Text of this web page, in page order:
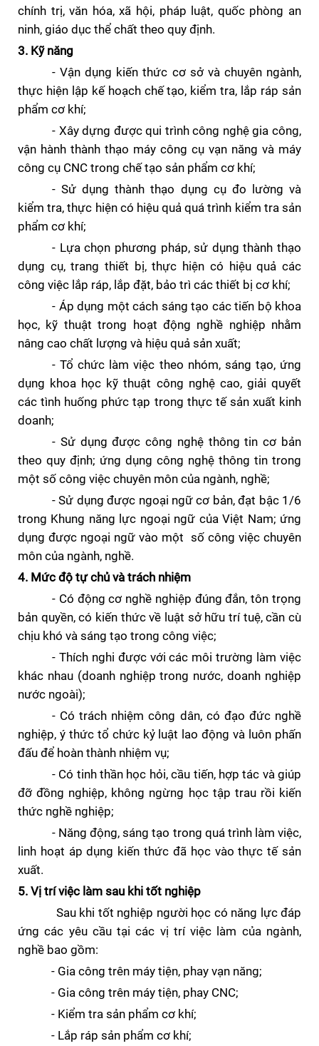
chính trị, văn hóa, xã hội, pháp luật, quốc phòng an
ninh, giáo dục thể chất theo quy định.
3. Kỹ năng
- Vận dụng kiến thức cơ sở và chuyên ngành,
thực hiện lập kế hoạch chế tạo, kiểm tra, lắp ráp sản
phẩm cơ khí;
- Xây dựng được qui trình công nghệ gia công,
vận hành thành thạo máy công cụ vạn năng và máy
công cụ CNC trong chế tạo sản phẩm cơ khí;
- Sử dụng thành thạo dụng cụ đo lường và
kiểm tra, thực hiện có hiệu quả quá trình kiểm tra sản
phẩm cơ khí;
- Lựa chọn phương pháp, sử dụng thành thạo
dụng cụ, trang thiết bị, thực hiện có hiệu quả các
công việc lắp ráp, lắp đặt, bảo trì các thiết bị cơ khí;
- Áp dụng một cách sáng tạo các tiến bộ khoa
học, kỹ thuật trong hoạt động nghề nghiệp nhằm
nâng cao chất lượng và hiệu quả sản xuất;
- Tổ chức làm việc theo nhóm, sáng tạo, ứng
dụng khoa học kỹ thuật công nghệ cao, giải quyết
các tình huống phức tạp trong thực tế sản xuất kinh
doanh;
- Sử dụng được công nghệ thông tin cơ bản
theo quy định; ứng dụng công nghệ thông tin trong
một số công việc chuyên môn của ngành, nghề;
-Sử dụng được ngoại ngữ cơ bản, đạt bậc 1/6
trong Khung năng lực ngoại ngữ của Việt Nam; ứng
dụng được ngoại ngữ vào một số công việc chuyên
môn của ngành, nghề.
4. Mức độ tự chủ và trách nhiệm
- Có động cơ nghề nghiệp đúng đắn, tôn trọng
bản quyền, có kiến thức về luật sở hữu trí tuệ, cần cù
chịu khó và sáng tạo trong công việc;
- Thích nghi được với các môi trường làm việc
khác nhau (doanh nghiệp trong nước, doanh nghiệp
nước ngoài);
- Có trách nhiệm công dân, có đạo đức nghề
nghiệp, ý thức tổ chức kỷ luật lao động và luôn phấn
đấu để hoàn thành nhiệm vụ;
- Có tinh thần học hỏi, cầu tiến, hợp tác và giúp
đỡ đồng nghiệp, không ngừng học tập trau rồi kiến
thức nghề nghiệp;
- Năng động, sáng tạo trong quá trình làm việc,
linh hoạt áp dụng kiến thức đã học vào thực tế sản
xuất.
5. Vị trí việc làm sau khi tốt nghiệp
Sau khi tốt nghiệp người học có năng lực đáp
ứng các yêu cầu tại các vị trí việc làm của ngành,
nghề bao gồm:
- Gia công trên máy tiện, phay vạn năng;
- Gia công trên máy tiện, phay CNC;
- Kiểm tra sản phẩm cơ khí;
- Lắp ráp sản phẩm cơ khí;